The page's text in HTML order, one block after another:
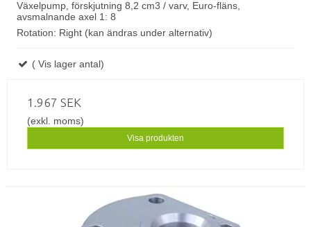
Växelpump, förskjutning 8,2 cm3 / varv, Euro-fläns,
avsmalnande axel 1: 8
Rotation: Right (kan ändras under alternativ)
( Vis lager antal)
1.967 SEK
(exkl. moms)
Visa produkten